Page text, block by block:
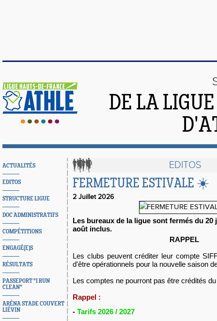
DE LA
ACTUALITÉS
EDITOS
STRUCTURE LIGUE
DOC ADMINISTRATIFS
COMPÉTITIONS
ENGAGÉ(E)S
RÉSULTATS
PASSEPORT "I RUN
CLEAN"
ARÉNA STADE COUVERT
LIÉVIN
EDITOS
FERMETURE ESTIVALE ☀️
2 Juillet 2026
Les bureaux de la ligue sont fermés du 20
août inclus.
RAPPEL
Les clubs peuvent créditer leur compte
d'être opérationnels pour la nouvelle saison
Les comptes ne pourront pas être crédités
Rappel :
- Tarifs 2026 / 2027